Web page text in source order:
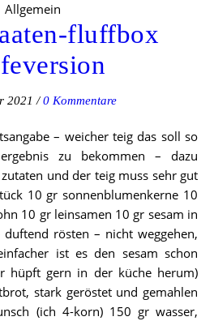
Allgemein
fluffbox
2021 / 0 Kommentare
zu bekommen – dazu
und der teig muss sehr gut
10 gr sonnenblumenkerne 10
10 gr leinsamen 10 gr sesam in
rösten – nicht weggehen,
ist es den sesam schon
hüpft gern in der küche herum)
stark geröstet und gemahlen
(ich 4-korn) 150 gr wasser,